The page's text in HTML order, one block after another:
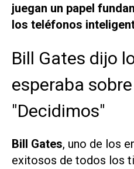
juegan un papel
los teléfonos
Bill Gates dijo
esperaba
"Decidimos"
Bill Gates, uno de los
exitosos de todos los